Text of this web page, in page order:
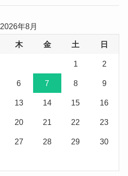
2026年8月
木 金 土 日
1 2
6 7 8 9
13 14 15 16
20 21 22 23
27 28 29 30